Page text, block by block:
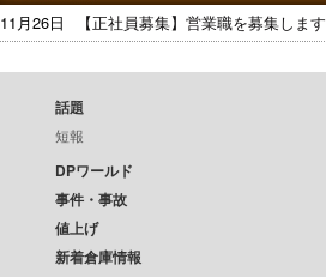
11月26日 【正社員募集】営業職を募集します
話題
短報
DPワールド
事件・事故
値上げ
新着倉庫情報